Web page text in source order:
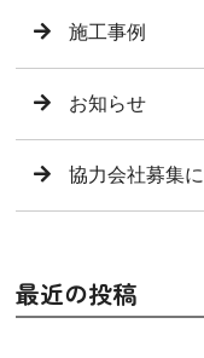
施工事例
お知らせ
協力会社募集
最近の投稿